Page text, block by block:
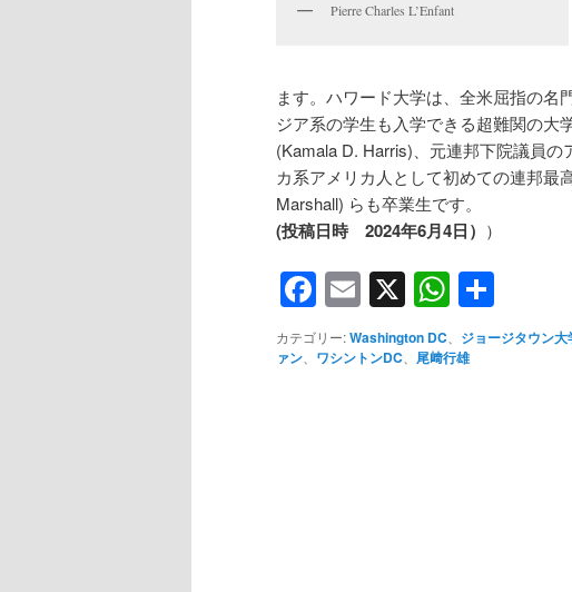
Pierre Charles L’Enfant
ます。ハワード大学は、全米屈指の名
ジア系の学生も入学できる超難関の大
(Kamala D. Harris)、元連邦下院議員の
カ系アメリカ人として初めての連邦最
Marshall) らも卒業生です。
(投稿日時 2024年6月4日） ）
Facebook
Email
X
有
カテゴリー:Washington DC ジョージタウン大
ァン
ワシントンDC 尾﨑行雄